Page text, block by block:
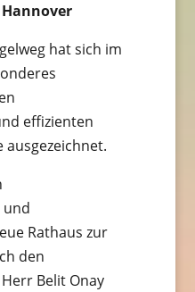
hat sich im
effizienten
ausgezeichnet.
und
Rathaus zur
den
Belit Onay